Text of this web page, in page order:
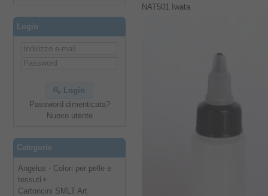
Login
Login
Password dimenticata?
Nuovo utente
Categorie
Angelus - Colori per pelle e
tessuti
Cartoncini SMLT Art
NAT501 Iwata